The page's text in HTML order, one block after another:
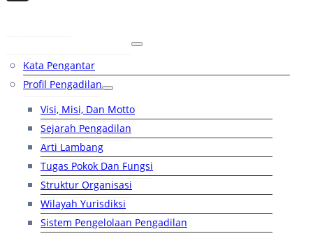
Kata Pengantar
Profil Pengadilan
Visi, Misi, Dan Motto
Sejarah Pengadilan
Arti Lambang
Tugas Pokok Dan Fungsi
Struktur Organisasi
Wilayah Yurisdiksi
Sistem Pengelolaan Pengadilan